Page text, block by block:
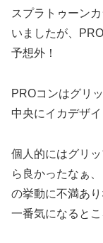
スプラトゥーン
いましたが、
予想外！
PROコンはグリ
中央にイカデザ
個人的にはグリ
ら良かったなぁ
の挙動に不満あ
一番気になるとこ